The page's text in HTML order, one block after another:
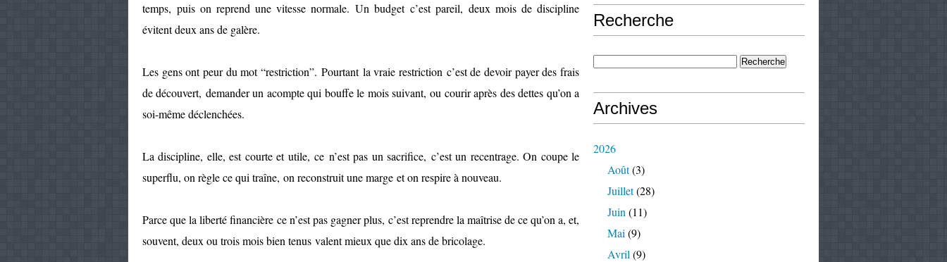
temps, puis on reprend une vitesse normale. Un budget c’est pareil, deux mois de discipline
évitent deux ans de galère.
Les gens ont peur du mot “restriction”. Pourtant la vraie restriction c’est de devoir payer des frais
de découvert, demander un acompte qui bouffe le mois suivant, ou courir après des dettes qu’on a
soi-même déclenchées.
La discipline, elle, est courte et utile, ce n’est pas un sacrifice, c’est un recentrage. On coupe le
superflu, on règle ce qui traîne, on reconstruit une marge et on respire à nouveau.
Parce que la liberté financière ce n’est pas gagner plus, c’est reprendre la maîtrise de ce qu’on a, et,
souvent, deux ou trois mois bien tenus valent mieux que dix ans de bricolage.
Recherche
Archives
2026
Août(3)
Juillet(28)
Juin (11)
Mai (9)
Avril (9)